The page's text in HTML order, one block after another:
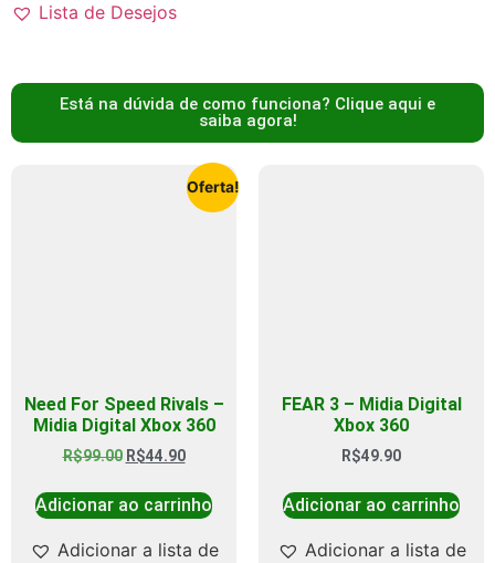
Lista de Desejos
Está na dúvida de como funciona? Clique aqui e
saiba agora!
Oferta!
Need For Speed Rivals –
Midia Digital Xbox 360
R$99.00 R$44.90
Adicionar ao carrinho
Adicionar a lista de
FEAR 3 – Midia Digital
Xbox 360
R$49.90
Adicionar ao carrinho
Adicionar a lista de